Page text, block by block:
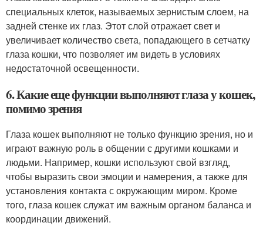
специальных клеток, называемых зернистым слоем, на
задней стенке их глаз. Этот слой отражает свет и
увеличивает количество света, попадающего в сетчатку
глаза кошки, что позволяет им видеть в условиях
недостаточной освещенности.
6. Какие еще функции выполняют глаза у кошек,
помимо зрения
Глаза кошек выполняют не только функцию зрения, но и
играют важную роль в общении с другими кошками и
людьми. Например, кошки используют свой взгляд,
чтобы выразить свои эмоции и намерения, а также для
установления контакта с окружающим миром. Кроме
того, глаза кошек служат им важным органом баланса и
координации движений.